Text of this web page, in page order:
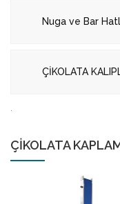
Nuga ve Bar
ÇİKOLATA
ÇİKOLATA